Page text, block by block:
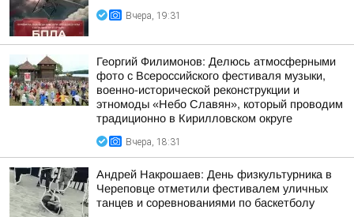
Вчера, 19:31
Георгий Филимонов: Делюсь атмосферными
фото с Всероссийского фестиваля музыки,
военно-исторической реконструкции и
этномоды «Небо Славян», который проводим
традиционно в Кирилловском округе
Вчера, 18:31
Андрей Накрошаев: День физкультурника в
Череповце отметили фестивалем уличных
танцев и соревнованиями по баскетболу